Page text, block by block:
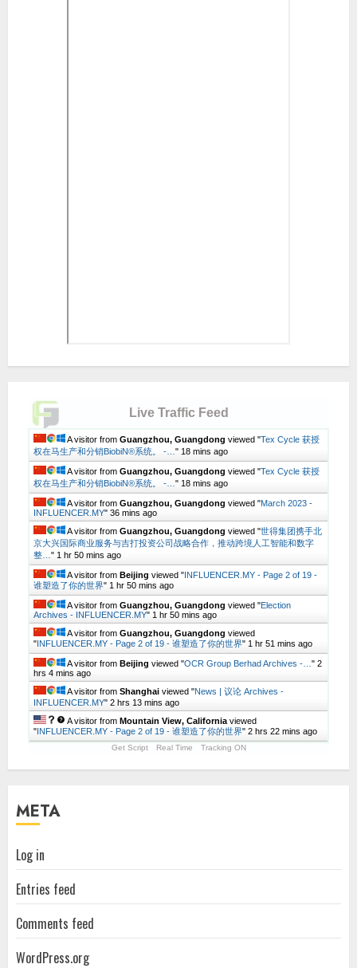
Live Traffic Feed
A visitor from Guangzhou, Guangdong viewed "Tex Cycle 获授
权在马生产和分销BiobiN®系统。 -… " 18 mins ago
A visitor from Guangzhou, Guangdong viewed "Tex Cycle 获授
权在马生产和分销BiobiN®系统。 -… " 18 mins ago
A visitor from Guangzhou, Guangdong viewed "March 2023 -
INFLUENCER.MY" 36 mins ago
A visitor from Guangzhou, Guangdong viewed "世得集团携手北
京大兴国际商业服务与吉打投资公司战略合作，推动跨境人工智能和数字
整… " 1 hr 50 mins ago
A visitor from Beijing viewed "INFLUENCER.MY - Page 2 of 19 -
谁塑造了你的世界" 1 hr 50 mins ago
A visitor from Guangzhou, Guangdong viewed "Election
Archives - INFLUENCER.MY" 1 hr 51 mins ago
A visitor from Guangzhou, Guangdong viewed
"INFLUENCER.MY - Page 2 of 19 - 谁塑造了你的世界" 1 hr 51 mins ago
A visitor from Beijing viewed "OCR Group Berhad Archives -… " 2
hrs 4 mins ago
A visitor from Shanghai viewed "News | 议论 Archives -
INFLUENCER.MY" 2 hrs 13 mins ago
A visitor from Mountain View, California viewed
"INFLUENCER.MY - Page 2 of 19 - 谁塑造了你的世界" 2 hrs 22 mins ago
Get Script Real Time Tracking ON
META
Log in
Entries feed
Comments feed
WordPress.org